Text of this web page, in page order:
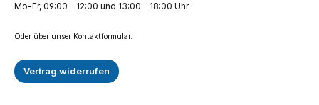
Mo-Fr, 09:00 - 12:00 und 13:00 - 18:00 Uhr
Oder über unser Kontaktformular.
Vertrag widerrufen